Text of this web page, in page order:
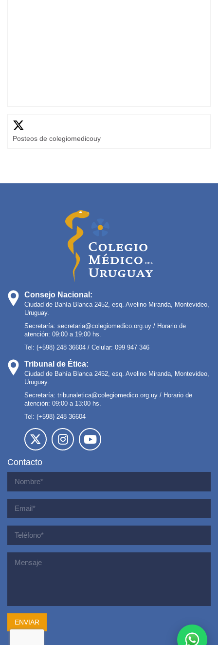
Posteos de colegiomedicouy
Consejo Nacional:
Ciudad de Bahía Blanca 2452, esq. Avelino Miranda, Montevideo,
Uruguay.
Secretaría: secretaria@colegiomedico.org.uy / Horario de
atención: 09:00 a 19:00 hs.
Tel: (+598) 248 36604 / Celular: 099 947 346
Tribunal de Ética:
Ciudad de Bahía Blanca 2452, esq. Avelino Miranda, Montevideo,
Uruguay.
Secretaría: tribunaletica@colegiomedico.org.uy / Horario de
atención: 09:00 a 13:00 hs.
Tel: (+598) 248 36604
Contacto